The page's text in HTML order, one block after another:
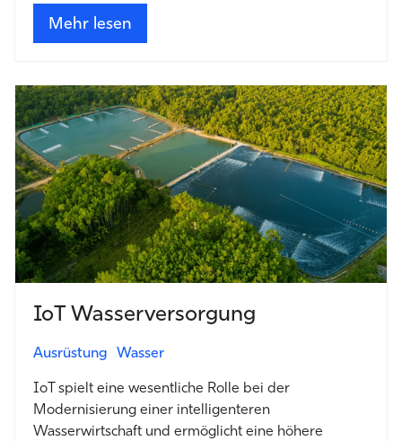
Mehr lesen
IoT Wasserversorgung
Ausrüstung Wasser
IoT spielt eine wesentliche Rolle bei der
Modernisierung einer intelligenteren
Wasserwirtschaft und ermöglicht eine höhere